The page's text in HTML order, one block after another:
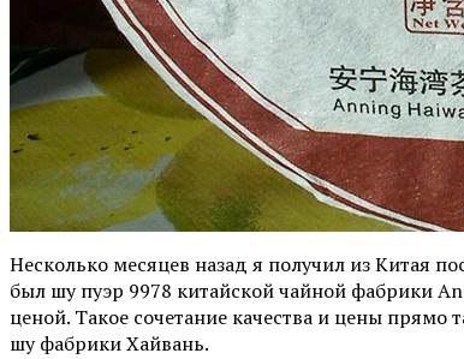
Несколько месяцев назад я получил из Китая
был шу пуэр 9978 китайской чайной фабрики
ценой. Такое сочетание качества и цены прямо
шу фабрики Хайвань.